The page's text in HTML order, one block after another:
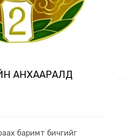
АНХААРАЛД
баримт бичгийг